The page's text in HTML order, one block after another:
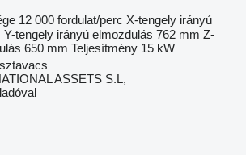
12 000 fordulat/perc X-tengely irányú
Y-tengely irányú elmozdulás 762 mm Z-
650 mm Teljesítmény 15 kW
ASSETS S.L,